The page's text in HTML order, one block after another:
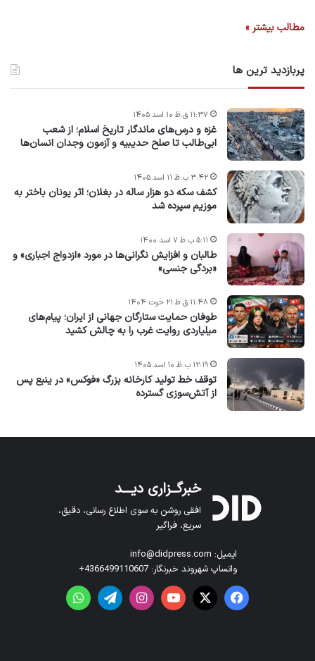
مطالب بیشتر »
پربازدید ترین ها
غزه و درس‌های ماندگار تاریخ اسلام؛ از شعب
ابی‌طالب تا صلح حدیبیه و آزمون وجدان انسان‌ها
۱۱:۳۷ ق.ظ ۱۰ اسد ۱۴۰۵
کشف سکه دو هزار ساله در بغلان؛ اثر یونان باختر به
موزیم سپرده شد
۳:۴۲ ب.ظ ۱۱ اسد ۱۴۰۵
طالبان و افزایش نگرانی‌ها در مورد «ازدواج اجباری» و
«بردگی جنسی»
۵:۱۱ ب.ظ ۷ اسد ۱۴۰۰
طوفان حمایت ستارگان جهانی از ایران؛ پیام‌های
میلیاردی روایت غرب را به چالش کشید
۱۱:۴۸ ق.ظ ۲۱ حوت ۱۴۰۴
توقف خط تولید کارخانه بزرگ «فوکس» در ینبع پس
از آتش‌سوزی گسترده
۱۲:۱۹ ب.ظ ۱۰ اسد ۱۴۰۵
خبرگــزاری دیـــد
افقی روشن به سوی اطلاع رسانی، دقیق،
سریع، فراگیر
ایمیل: info@didpress.com
واتساپ شهروند خبرنگار: 4366499110607+
فیس بوک X یوتیوباینستاگرامتلگرامواتس آپ